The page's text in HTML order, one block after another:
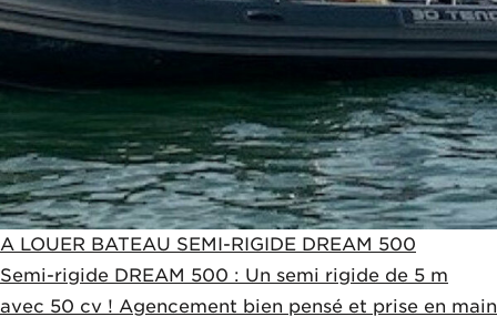
A LOUER BATEAU SEMI-RIGIDE DREAM 500
Semi-rigide DREAM 500 : Un semi rigide de 5 m
avec 50 cv ! Agencement bien pensé et prise en main